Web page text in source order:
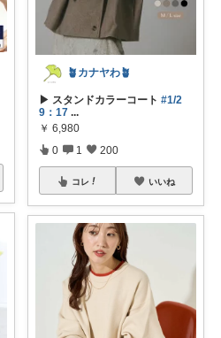
🪴カナヤわ🪴
▶ スタンドカラーコート #1/2
9：17 ...
￥ 6,980
0 1 200
コレ いいね